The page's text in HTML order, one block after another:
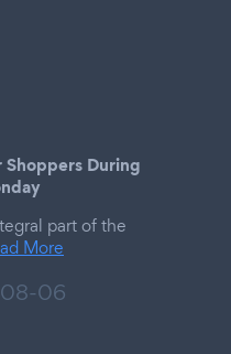
During
part of the
More
06